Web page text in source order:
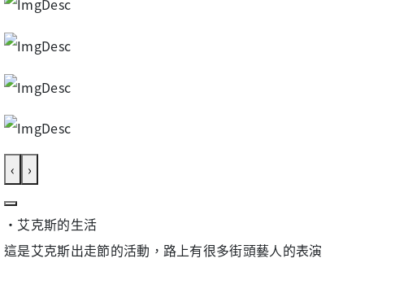
‹ ›
‧艾克斯的生活
這是艾克斯出走節的活動，路上有很多街頭藝人的表演